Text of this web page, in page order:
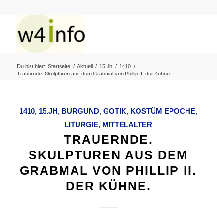
Du bist hier: Startseite / Aktuell / 15.Jh / 1410 /
Trauernde. Skulpturen aus dem Grabmal von Phillip II. der Kühne.
1410, 15.JH, BURGUND,GOTIK, KOSTÜM EPOCHE,
LITURGIE, MITTELALTER
TRAUERNDE.
SKULPTUREN AUS DEM
GRABMAL VON PHILLIP II.
DER KÜHNE.